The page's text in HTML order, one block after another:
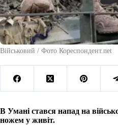
Військовий / Фото Кореспондент.net
В Умані стався напад на
ножем у живіт.